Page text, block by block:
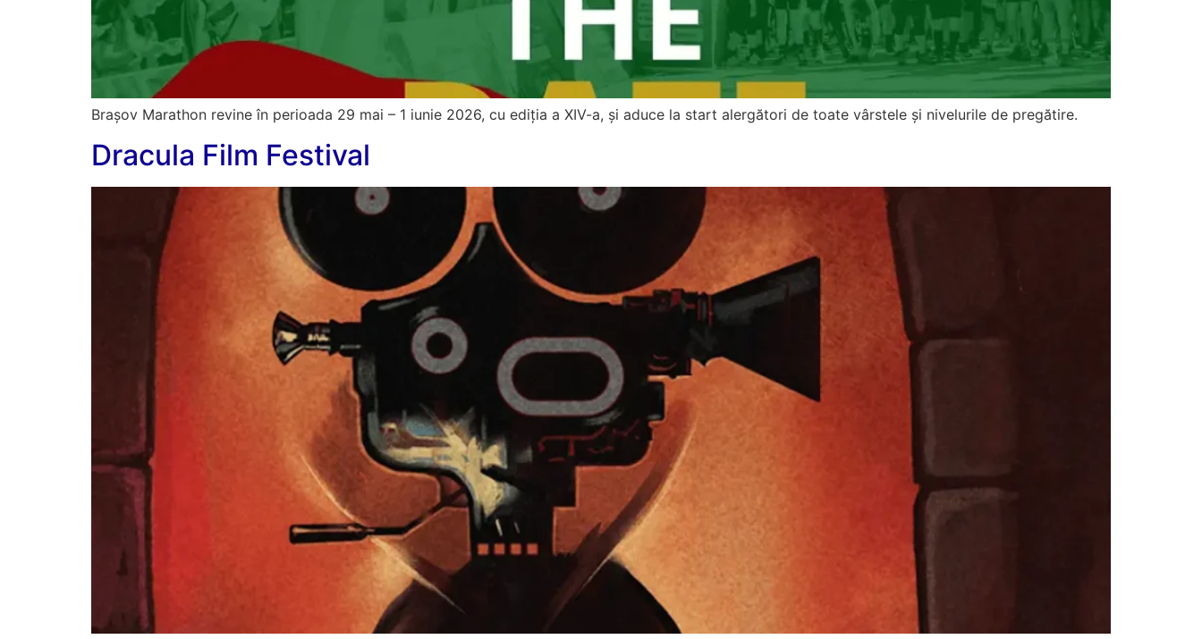
Brașov Marathon revine în perioada 29 mai – 1 iunie 2026, cu ediția a XIV-a, și aduce la start alergători de toate vârstele și nivelurile de pregătire.
Dracula Film Festival